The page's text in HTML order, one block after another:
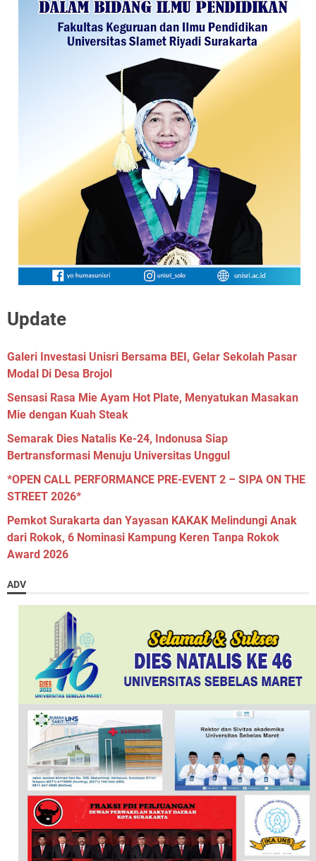
Update
Galeri Investasi Unisri Bersama BEI, Gelar Sekolah Pasar
Modal Di Desa Brojol
Sensasi Rasa Mie Ayam Hot Plate, Menyatukan Masakan
Mie dengan Kuah Steak
Semarak Dies Natalis Ke-24, Indonusa Siap
Bertransformasi Menuju Universitas Unggul
*OPEN CALL PERFORMANCE PRE-EVENT 2 – SIPA ON THE
STREET 2026*
Pemkot Surakarta dan Yayasan KAKAK Melindungi Anak
dari Rokok, 6 Nominasi Kampung Keren Tanpa Rokok
Award 2026
ADV